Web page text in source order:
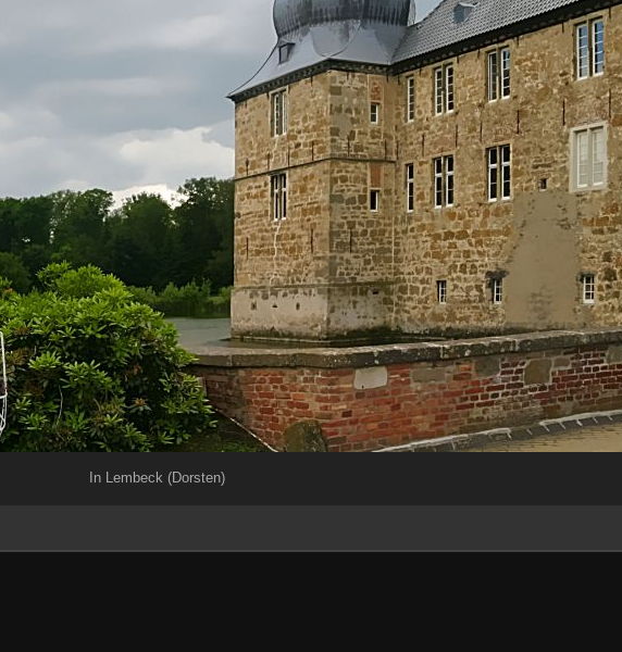
In Lembeck (Dorsten)